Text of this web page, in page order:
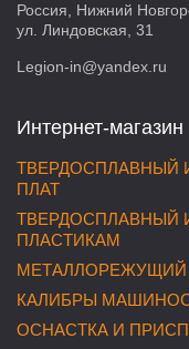
Россия, Нижний
ул. Линдовская, 31
Legion-in@yandex.ru
Интернет-магазин
ТВЕРДОСПЛАВНЫЙ
ПЛАТ
ТВЕРДОСПЛАВНЫЙ
ПЛАСТИКАМ
МЕТАЛЛОРЕЖУЩИЙ
КАЛИБРЫ
ОСНАСТКА И